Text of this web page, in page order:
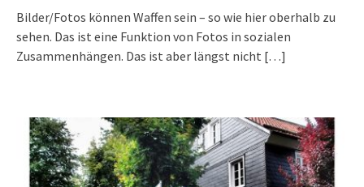
Bilder/Fotos können Waffen sein – so wie hier oberhalb zu
sehen. Das ist eine Funktion von Fotos in sozialen
Zusammenhängen. Das ist aber längst nicht […]